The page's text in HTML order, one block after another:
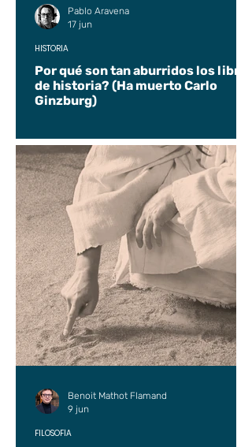
Por qué son tan aburridos los libros
de historia? (Ha muerto Carlo
Ginzburg)
HISTORIA
Pablo Aravena
17 jun
FILOSOFÍA
Benoit Mathot Flamand
9 jun